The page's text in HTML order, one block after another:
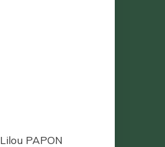
Lilou PAPON